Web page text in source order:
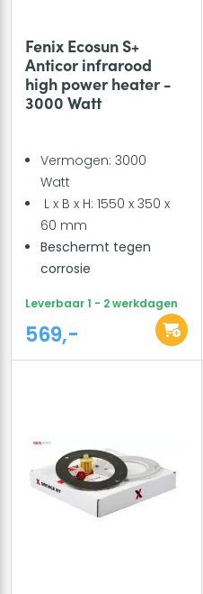
Fenix Ecosun S+
Anticor infrarood
high power heater -
3000 Watt
Vermogen: 3000
Watt
L x B x H: 1550 x 350 x
60 mm
Beschermt tegen
corrosie
Leverbaar 1 - 2 werkdagen
569,-